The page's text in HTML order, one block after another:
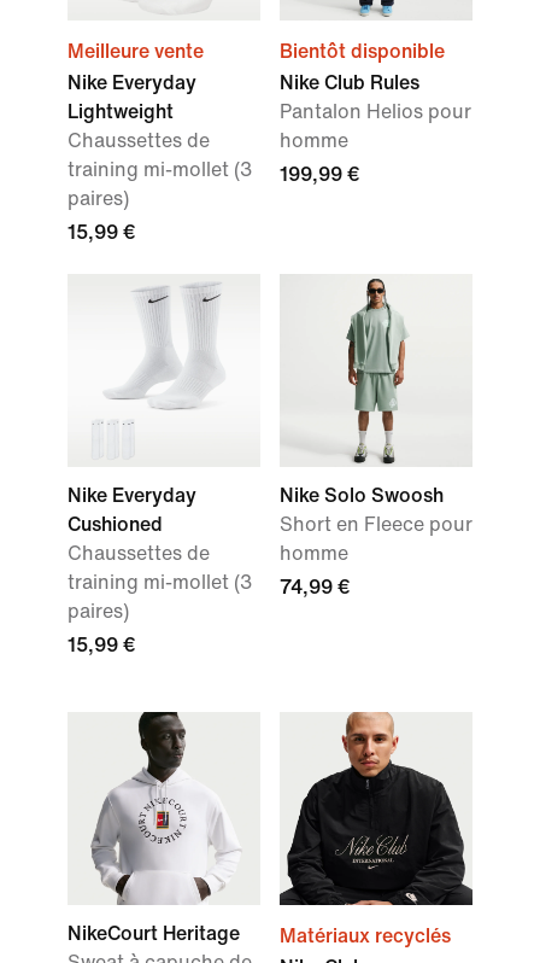
Meilleure vente
Nike Everyday
Lightweight
Chaussettes de
training mi-mollet (3
paires)
15,99 €
Bientôt disponible
Nike Club Rules
Pantalon Helios pour
homme
199,99 €
Nike Everyday
Cushioned
Chaussettes de
training mi-mollet (3
paires)
15,99 €
Nike Solo Swoosh
Short en Fleece pour
homme
74,99 €
NikeCourt Heritage
Matériaux recyclés